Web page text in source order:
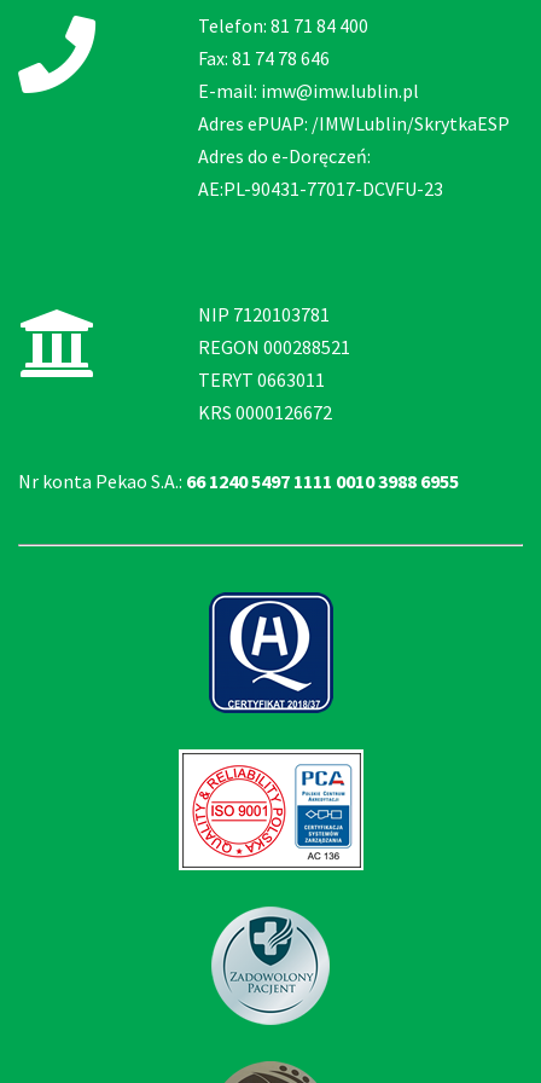
Telefon: 81 71 84 400
Fax: 81 74 78 646
E-mail: imw@imw.lublin.pl
Adres ePUAP: /IMWLublin/SkrytkaESP
Adres do e-Doręczeń:
AE:PL-90431-77017-DCVFU-23
NIP 7120103781
REGON 000288521
TERYT 0663011
KRS 0000126672
Nr konta Pekao S.A.: 66 1240 5497 1111 0010 3988 6955